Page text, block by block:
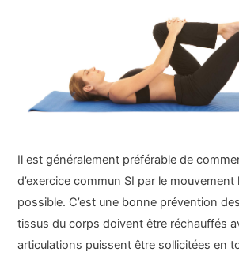
Il est généralement préférable de
d’exercice commun SI par le mouvement
possible. C’est une bonne prévention
tissus du corps doivent être réchauffés
articulations puissent être sollicitées en